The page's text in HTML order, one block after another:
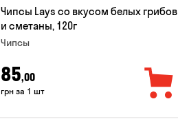
Чипсы Lays со вкусом белых грибов
и сметаны, 120г
Чипсы
85,00
грн за 1 шт